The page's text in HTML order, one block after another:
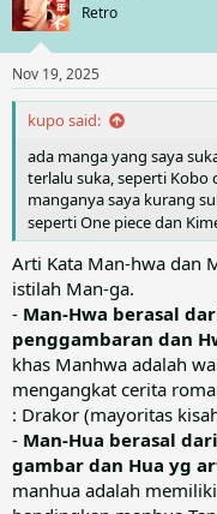
Retro
Nov 19, 2025
kupo said:
ada manga yang saya
terlalu suka, seperti Kobo
manganya saya kurang
seperti One piece dan
Arti Kata Man-hwa dan
istilah Man-ga.
- Man-Hwa berasal
penggambaran dan
khas Manhwa adalah
mengangkat cerita
: Drakor (mayoritas
- Man-Hua berasal
gambar dan Hua yg
manhua adalah